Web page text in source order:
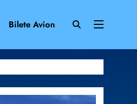
Bilete Avion